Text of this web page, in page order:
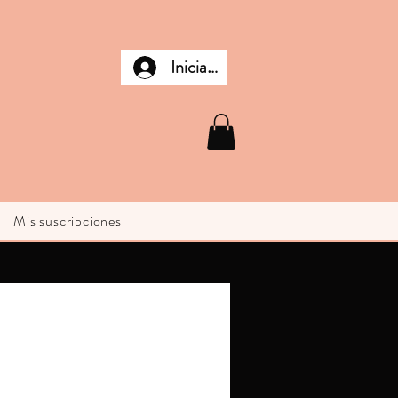
Iniciar sesión
Mis suscripciones